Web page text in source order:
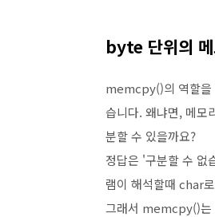
byte 단위의
memcpy()의 역할을
습니다. 왜냐면, 메모
분할 수 있을까요?
정답은 '구분할 수 없
램이 해석할때 char
그래서 memcpy()는